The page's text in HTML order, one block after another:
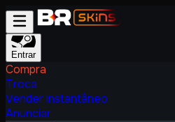
Entrar
Compra
Troca
Vender instantâneo
Anunciar